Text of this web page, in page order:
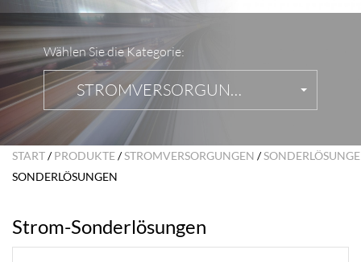
Wählen Sie die Kategorie:
STROMVERSORGUNGEN
START/PRODUKTE/STROMVERSORGUNGEN /
SONDERLÖSUNGEN
Strom-Sonderlösungen